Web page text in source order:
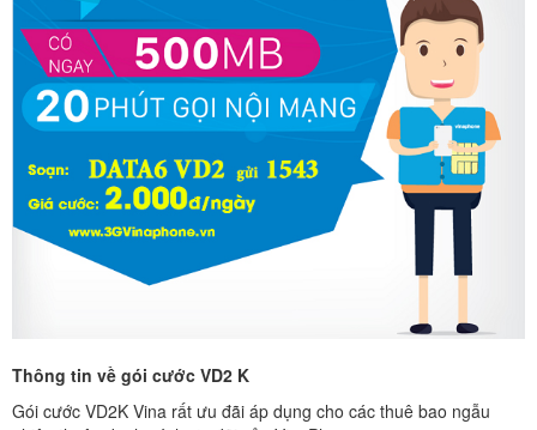
Thông tin về gói cước VD2 K
Gói cước VD2K Vina rất ưu đãi áp dụng cho các thuê bao ngẫu